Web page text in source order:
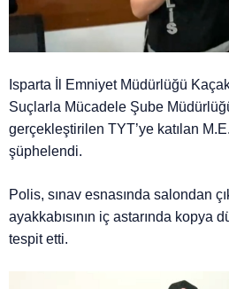
Isparta İl Emniyet Müdürlüğü
Suçlarla Mücadele Şube
gerçekleştirilen TYT’ye katılan
şüphelendi.
Polis, sınav esnasında salondan
ayakkabısının iç astarında kopya
tespit etti.